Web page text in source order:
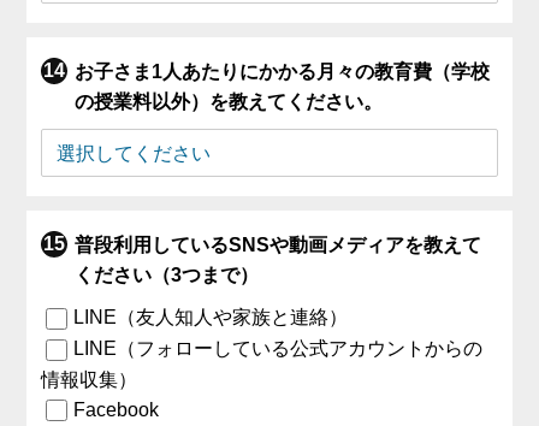
お子さま1人あたりにかかる月々の教育費（学校
の授業料以外）を教えてください。
普段利用しているSNSや動画メディアを教えて
ください（3つまで）
LINE（友人知人や家族と連絡）
LINE（フォローしている公式アカウントからの
情報収集）
Facebook